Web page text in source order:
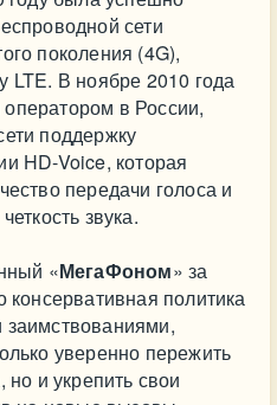
сети
поколения (4G),
LTE. В ноябре 2010 года
в России,
поддержку
HD-Voice, которая
передачи голоса и
звука.
«МегаФоном» за
политика
уверенно пережить
но и укрепить свои